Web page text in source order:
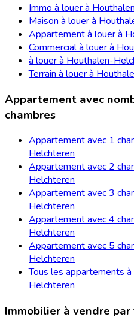
Immo à louer à
Maison à louer à
Appartement à louer à
Commercial à louer à
à louer à Houthalen-
Terrain à louer à
Appartement avec
chambres
Appartement avec 1
Helchteren
Appartement avec 2
Helchteren
Appartement avec 3
Helchteren
Appartement avec 4
Helchteren
Appartement avec 5
Helchteren
Tous les appartements
Helchteren
Immobilier à vendre par